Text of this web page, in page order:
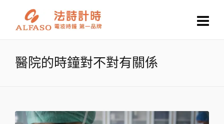
醫院的時鐘對不對有關係